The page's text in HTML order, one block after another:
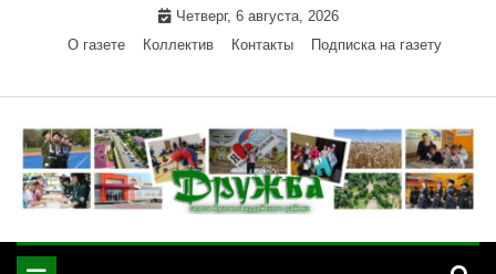
Четверг, 6 августа, 2026
О газете
Коллектив Контакты Подписка на газету
"Дружба" — газета
Красногвардейского района Республики Адыгея